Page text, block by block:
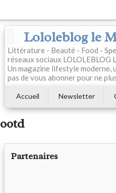
Lololeblog le
Littérature - Beauté - Food -
réseaux sociaux LOLOLEBLOG
Un magazine lifestyle moderne,
pas de vous abonner pour ne
Accueil Newsletter
ootd
Partenaires